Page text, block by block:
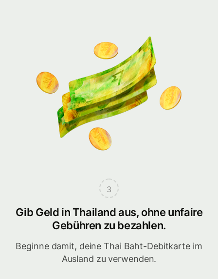
3
Gib Geld in Thailand aus, ohne unfaire
Gebühren zu bezahlen.
Beginne damit, deine Thai Baht-Debitkarte im
Ausland zu verwenden.